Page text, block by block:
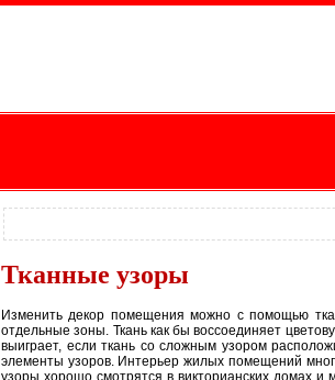
Тканные узоры
Изменить декор помещения можно с помощью
отдельные зоны. Ткань как бы воссоединяет
выиграет, если ткань со сложным узором
элементы узоров. Интерьер жилых помещений
узоры хорошо смотрятся в викторианских домах